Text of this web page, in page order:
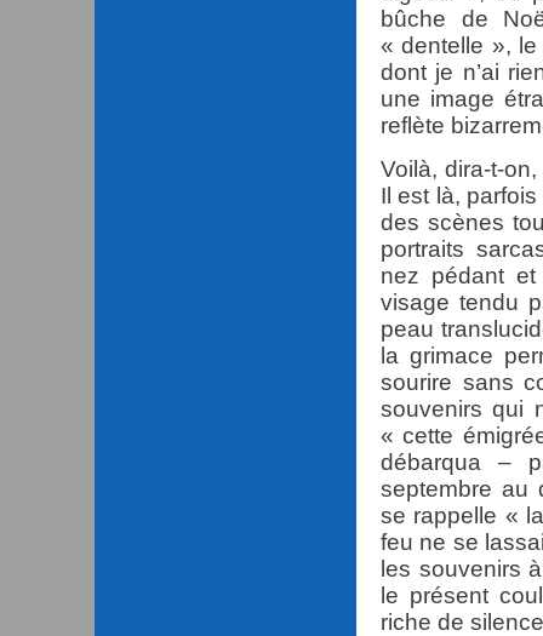
bûche de
« dentelle »,
dont je n’ai
une image
reflète
Voilà, dira-t-
Il est là,
des scènes
portraits
nez pédant
visage tendu
peau
la grimace
sourire sans
souvenirs qui
« cette
débarqua –
septembre au
se rappelle «
feu ne se
les souvenirs
le présent
riche de